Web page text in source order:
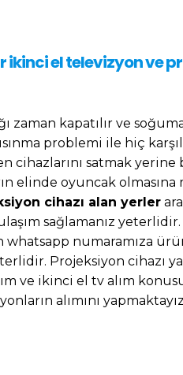
ikinci el televizyon ve
zaman kapatılır ve
problemi ile hiç
cihazlarını satmak
elinde oyuncak olmasına
cihazı alan yerler
sağlamanız yeterlidir.
whatsapp numaramıza
Projeksiyon cihazı
ve ikinci el tv alım
alımını